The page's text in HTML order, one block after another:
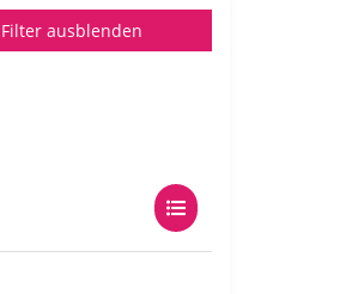
Filter ausblenden